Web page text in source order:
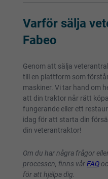
Varför sälja
Fabeo
Genom att sälja
till en plattform som
maskiner. Vi tar hand om
att din traktor når rätt
fungerande eller ett
idag för att starta din
din veterantraktor!
Om du har några frågor
processen, finns vårFAQ
för att hjälpa dig.